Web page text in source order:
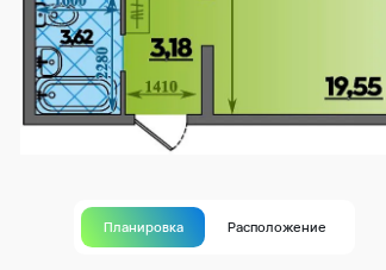
Планировка Расположение